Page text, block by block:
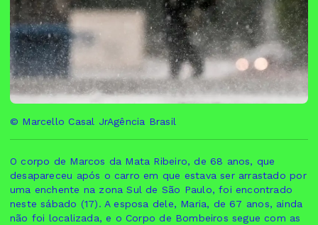
© Marcello Casal JrAgência Brasil
O corpo de Marcos da Mata Ribeiro, de 68 anos, que
desapareceu após o carro em que estava ser arrastado por
uma enchente na zona Sul de São Paulo, foi encontrado
neste sábado (17). A esposa dele, Maria, de 67 anos, ainda
não foi localizada, e o Corpo de Bombeiros segue com as